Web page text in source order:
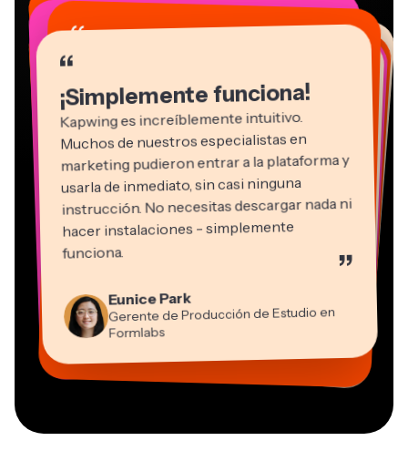
“
¡Simplemente funciona!
Kapwing es increíblemente intuitivo.
Muchos de nuestros especialistas en
marketing pudieron entrar a la plataforma y
usarla de inmediato, sin casi ninguna
instrucción. No necesitas descargar nada ni
hacer instalaciones - simplemente
funciona. ”
Eunice Park
Gerente de Producción de Estudio en
Formlabs
“
Vannesia Darby
CEO en MOXIE Nashville
“
Grant Taleck
Co-Fundador en
Socio Director en EPATHLON
“
Kerry-lee Farla
Youtuber
Gracie Peng
Director de Contenido
“
Martin James
Editor de video
Heidi Rae
Educación
“
Consultor
“
Mitch Rawlings
Freelancer de Servicios de Información
“
Dina Segovia
Trabajador freelance virtual